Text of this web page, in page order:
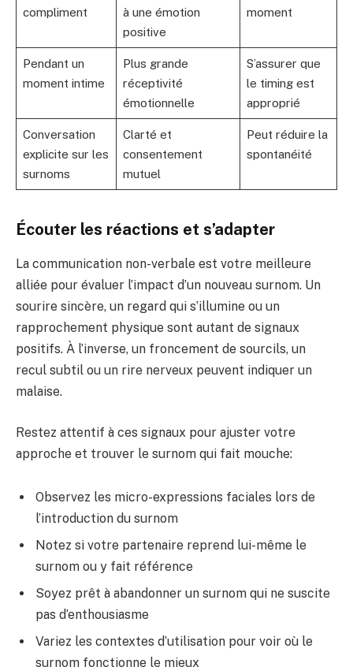
compliment
à une émotion
positive
moment
Pendant un
moment intime
Plus grande
réceptivité
émotionnelle
S’assurer que
le timing est
approprié
Conversation
explicite sur les
surnoms
Clarté et
consentement
mutuel
Peut réduire la
spontanéité
Écouter les réactions et s’adapter
La communication non-verbale est votre meilleure
alliée pour évaluer l’impact d’un nouveau surnom. Un
sourire sincère, un regard qui s’illumine ou un
rapprochement physique sont autant de signaux
positifs. À l’inverse, un froncement de sourcils, un
recul subtil ou un rire nerveux peuvent indiquer un
malaise.
Restez attentif à ces signaux pour ajuster votre
approche et trouver le surnom qui fait mouche:
Observez les micro-expressions faciales lors de
l’introduction du surnom
Notez si votre partenaire reprend lui-même le
surnom ou y fait référence
Soyez prêt à abandonner un surnom qui ne suscite
pas d’enthousiasme
Variez les contextes d’utilisation pour voir où le
surnom fonctionne le mieux